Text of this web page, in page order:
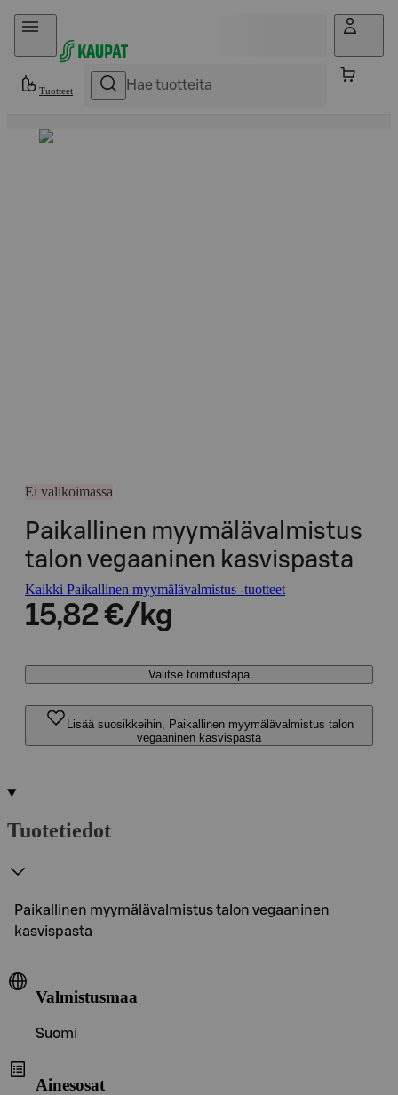
Hyppää sisältöön
Tuotteet
Ei valikoimassa
Paikallinen myymälävalmistus
talon vegaaninen kasvispasta
Kaikki Paikallinen myymälävalmistus -tuotteet
15,82 €/kg
Valitse toimitustapa
Lisää suosikkeihin, Paikallinen myymälävalmistus talon
vegaaninen kasvispasta
Tuotetiedot
Paikallinen myymälävalmistus talon vegaaninen
kasvispasta
Valmistusmaa
Suomi
Ainesosat